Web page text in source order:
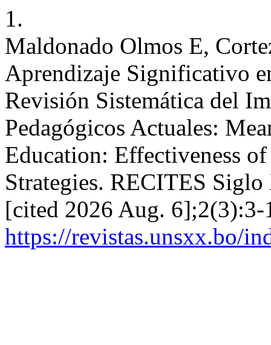
1.
Maldonado Olmos E,
Aprendizaje Significativo
Revisión Sistemática del
Pedagógicos Actuales:
Education: Effectiveness
Strategies. RECITES
[cited 2026 Aug.
https://revistas.unsxx.bo/